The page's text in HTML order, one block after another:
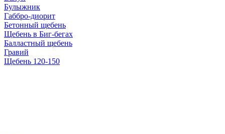
Булыжник
Габбро-диорит
Бетонный щебень
Щебень в Биг-бегах
Балластный щебень
Гравий
Щебень 120-150